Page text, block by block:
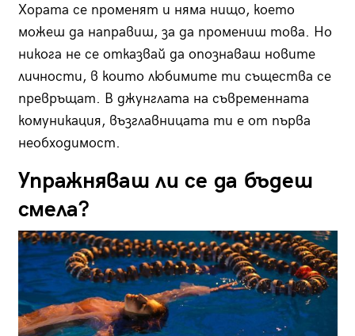
Хората се променят и няма нищо, което
можеш да направиш, за да промениш това. Но
никога не се отказвай да опознаваш новите
личности, в които любимите ти същества се
превръщат. В джунглата на съвременната
комуникация, възглавницата ти е от първа
необходимост.
Упражняваш ли се да бъдеш
смела?